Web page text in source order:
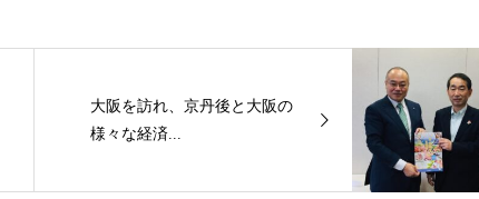
大阪を訪れ、京丹後と大阪の
様々な経済...